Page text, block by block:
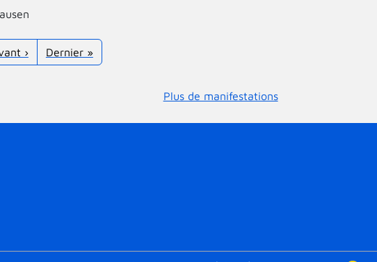
suivante
› Dernière page
Dernier »
Plus de manifestations